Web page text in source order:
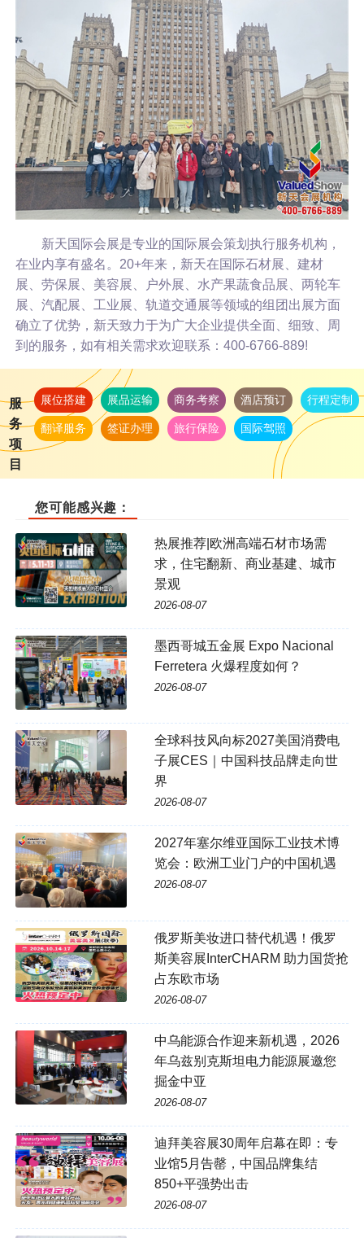
新天国际会展是专业的国际展会策划执行服务机构，
在业内享有盛名。20+年来，新天在国际石材展、建材
展、劳保展、美容展、户外展、水产果蔬食品展、两轮车
展、汽配展、工业展、轨道交通展等领域的组团出展方面
确立了优势，新天致力于为广大企业提供全面、细致、周
到的服务，如有相关需求欢迎联系：400-6766-889!
服
务
项
目
展位搭建 展品运输 商务考察 酒店预订 行程定制
翻译服务 签证办理 旅行保险 国际驾照
您可能感兴趣：
热展推荐|欧洲高端石材市场需
求，住宅翻新、商业基建、城市
景观
2026-08-07
墨西哥城五金展 Expo Nacional
Ferretera 火爆程度如何？
2026-08-07
全球科技风向标2027美国消费电
子展CES｜中国科技品牌走向世
界
2026-08-07
2027年塞尔维亚国际工业技术博
览会：欧洲工业门户的中国机遇
2026-08-07
俄罗斯美妆进口替代机遇！俄罗
斯美容展InterCHARM 助力国货抢
占东欧市场
2026-08-07
中乌能源合作迎来新机遇，2026
年乌兹别克斯坦电力能源展邀您
掘金中亚
2026-08-07
迪拜美容展30周年启幕在即：专
业馆5月告罄，中国品牌集结
850+平强势出击
2026-08-07